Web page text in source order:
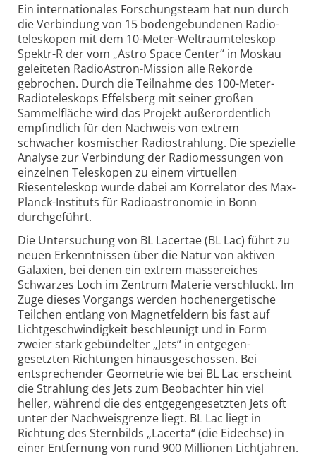
Ein internationales Forschungsteam hat nun durch
die Verbindung von 15 bodengebundenen Radio­
teleskopen mit dem 10-Meter-Weltraum­teleskop
Spektr-R der vom „Astro Space Center“ in Moskau
geleiteten RadioAstron-Mission alle Rekorde
gebrochen. Durch die Teilnahme des 100-Meter-
Radio­teleskops Effelsberg mit seiner großen
Sammelfläche wird das Projekt außerordentlich
empfindlich für den Nachweis von extrem
schwacher kosmischer Radiostrahlung. Die spezielle
Analyse zur Verbindung der Radiomessungen von
einzelnen Teleskopen zu einem virtuellen
Riesenteleskop wurde dabei am Korrelator des Max-
Planck-Instituts für Radioastronomie in Bonn
durchgeführt.
Die Untersuchung von BL Lacertae (BL Lac) führt zu
neuen Erkenntnissen über die Natur von aktiven
Galaxien, bei denen ein extrem massereiches
Schwarzes Loch im Zentrum Materie verschluckt. Im
Zuge dieses Vorgangs werden hochenergetische
Teilchen entlang von Magnetfeldern bis fast auf
Licht­geschwindigkeit beschleunigt und in Form
zweier stark gebündelter „Jets“ in entgegen­
gesetzten Richtungen hinausgeschossen. Bei
entsprechender Geometrie wie bei BL Lac erscheint
die Strahlung des Jets zum Beobachter hin viel
heller, während die des entgegen­gesetzten Jets oft
unter der Nachweisgrenze liegt. BL Lac liegt in
Richtung des Sternbilds „Lacerta“ (die Eidechse) in
einer Entfernung von rund 900 Millionen Lichtjahren.